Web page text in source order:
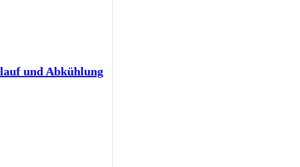
und Abkühlung